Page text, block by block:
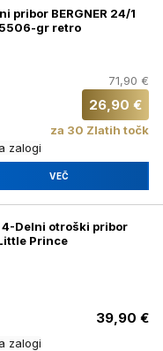
pribor BERGNER 24/1
gr retro
71,90 €
26,90 €
za 30 Zlatih točk
zalogi
VEČ
4-Delni otroški pribor
Prince
39,90 €
zalogi